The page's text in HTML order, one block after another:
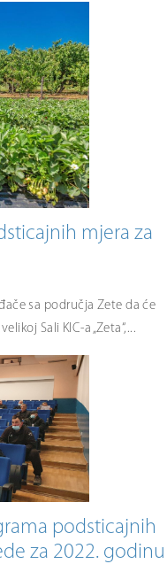
mjera za
sa područja Zete da će
Sali KIC-a „Zeta“,...
podsticajnih
za 2022. godinu